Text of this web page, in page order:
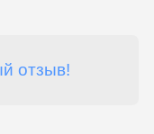
отзыв!